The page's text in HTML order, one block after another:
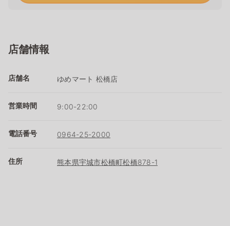
店舗情報
店舗名 ゆめマート 松橋店
営業時間 9:00-22:00
電話番号 0964-25-2000
住所 熊本県宇城市松橋町松橋878-1